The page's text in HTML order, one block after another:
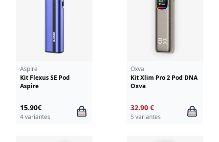
Aspire
Kit Flexus SE Pod
Aspire
15.90€
4 variantes
Oxva
Kit Xlim Pro 2 Pod DNA
Oxva
32.90 €
5 variantes